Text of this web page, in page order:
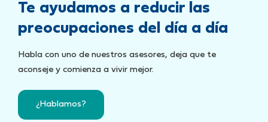
Te ayudamos a reducir las
preocupaciones del día a día
Habla con uno de nuestros asesores, deja que te
aconseje y comienza a vivir mejor.
¿Hablamos?